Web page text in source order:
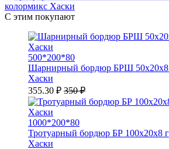
С этим покупают
500*200*80
Шарнирный бордюр БРШ 50х20х8
Хаски
355.30 ₽ 350 ₽
1000*200*80
Тротуарный бордюр БР 100х20х8
Хаски